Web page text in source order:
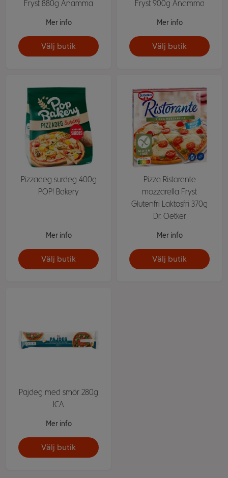
Fryst 880g Anamma
Mer info
Välj butik
Fryst 900g Anamma
Mer info
Välj butik
Pizzadeg surdeg 400g
POP! Bakery
Mer info
Välj butik
Pizza Ristorante
mozzarella Fryst
Glutenfri Laktosfri 370g
Dr. Oetker
Mer info
Välj butik
Pajdeg med smör 280g
ICA
Mer info
Välj butik